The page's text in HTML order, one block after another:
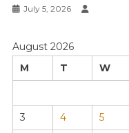
July 5, 2026
August 2026
M
T W
3
4 5